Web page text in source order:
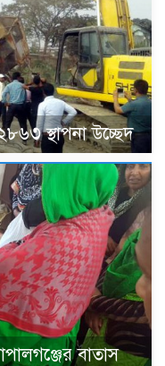
স্থাপনা উচ্ছেদ
বাতাস